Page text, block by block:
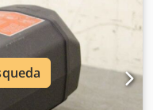
Ø 480 x 560 mm -